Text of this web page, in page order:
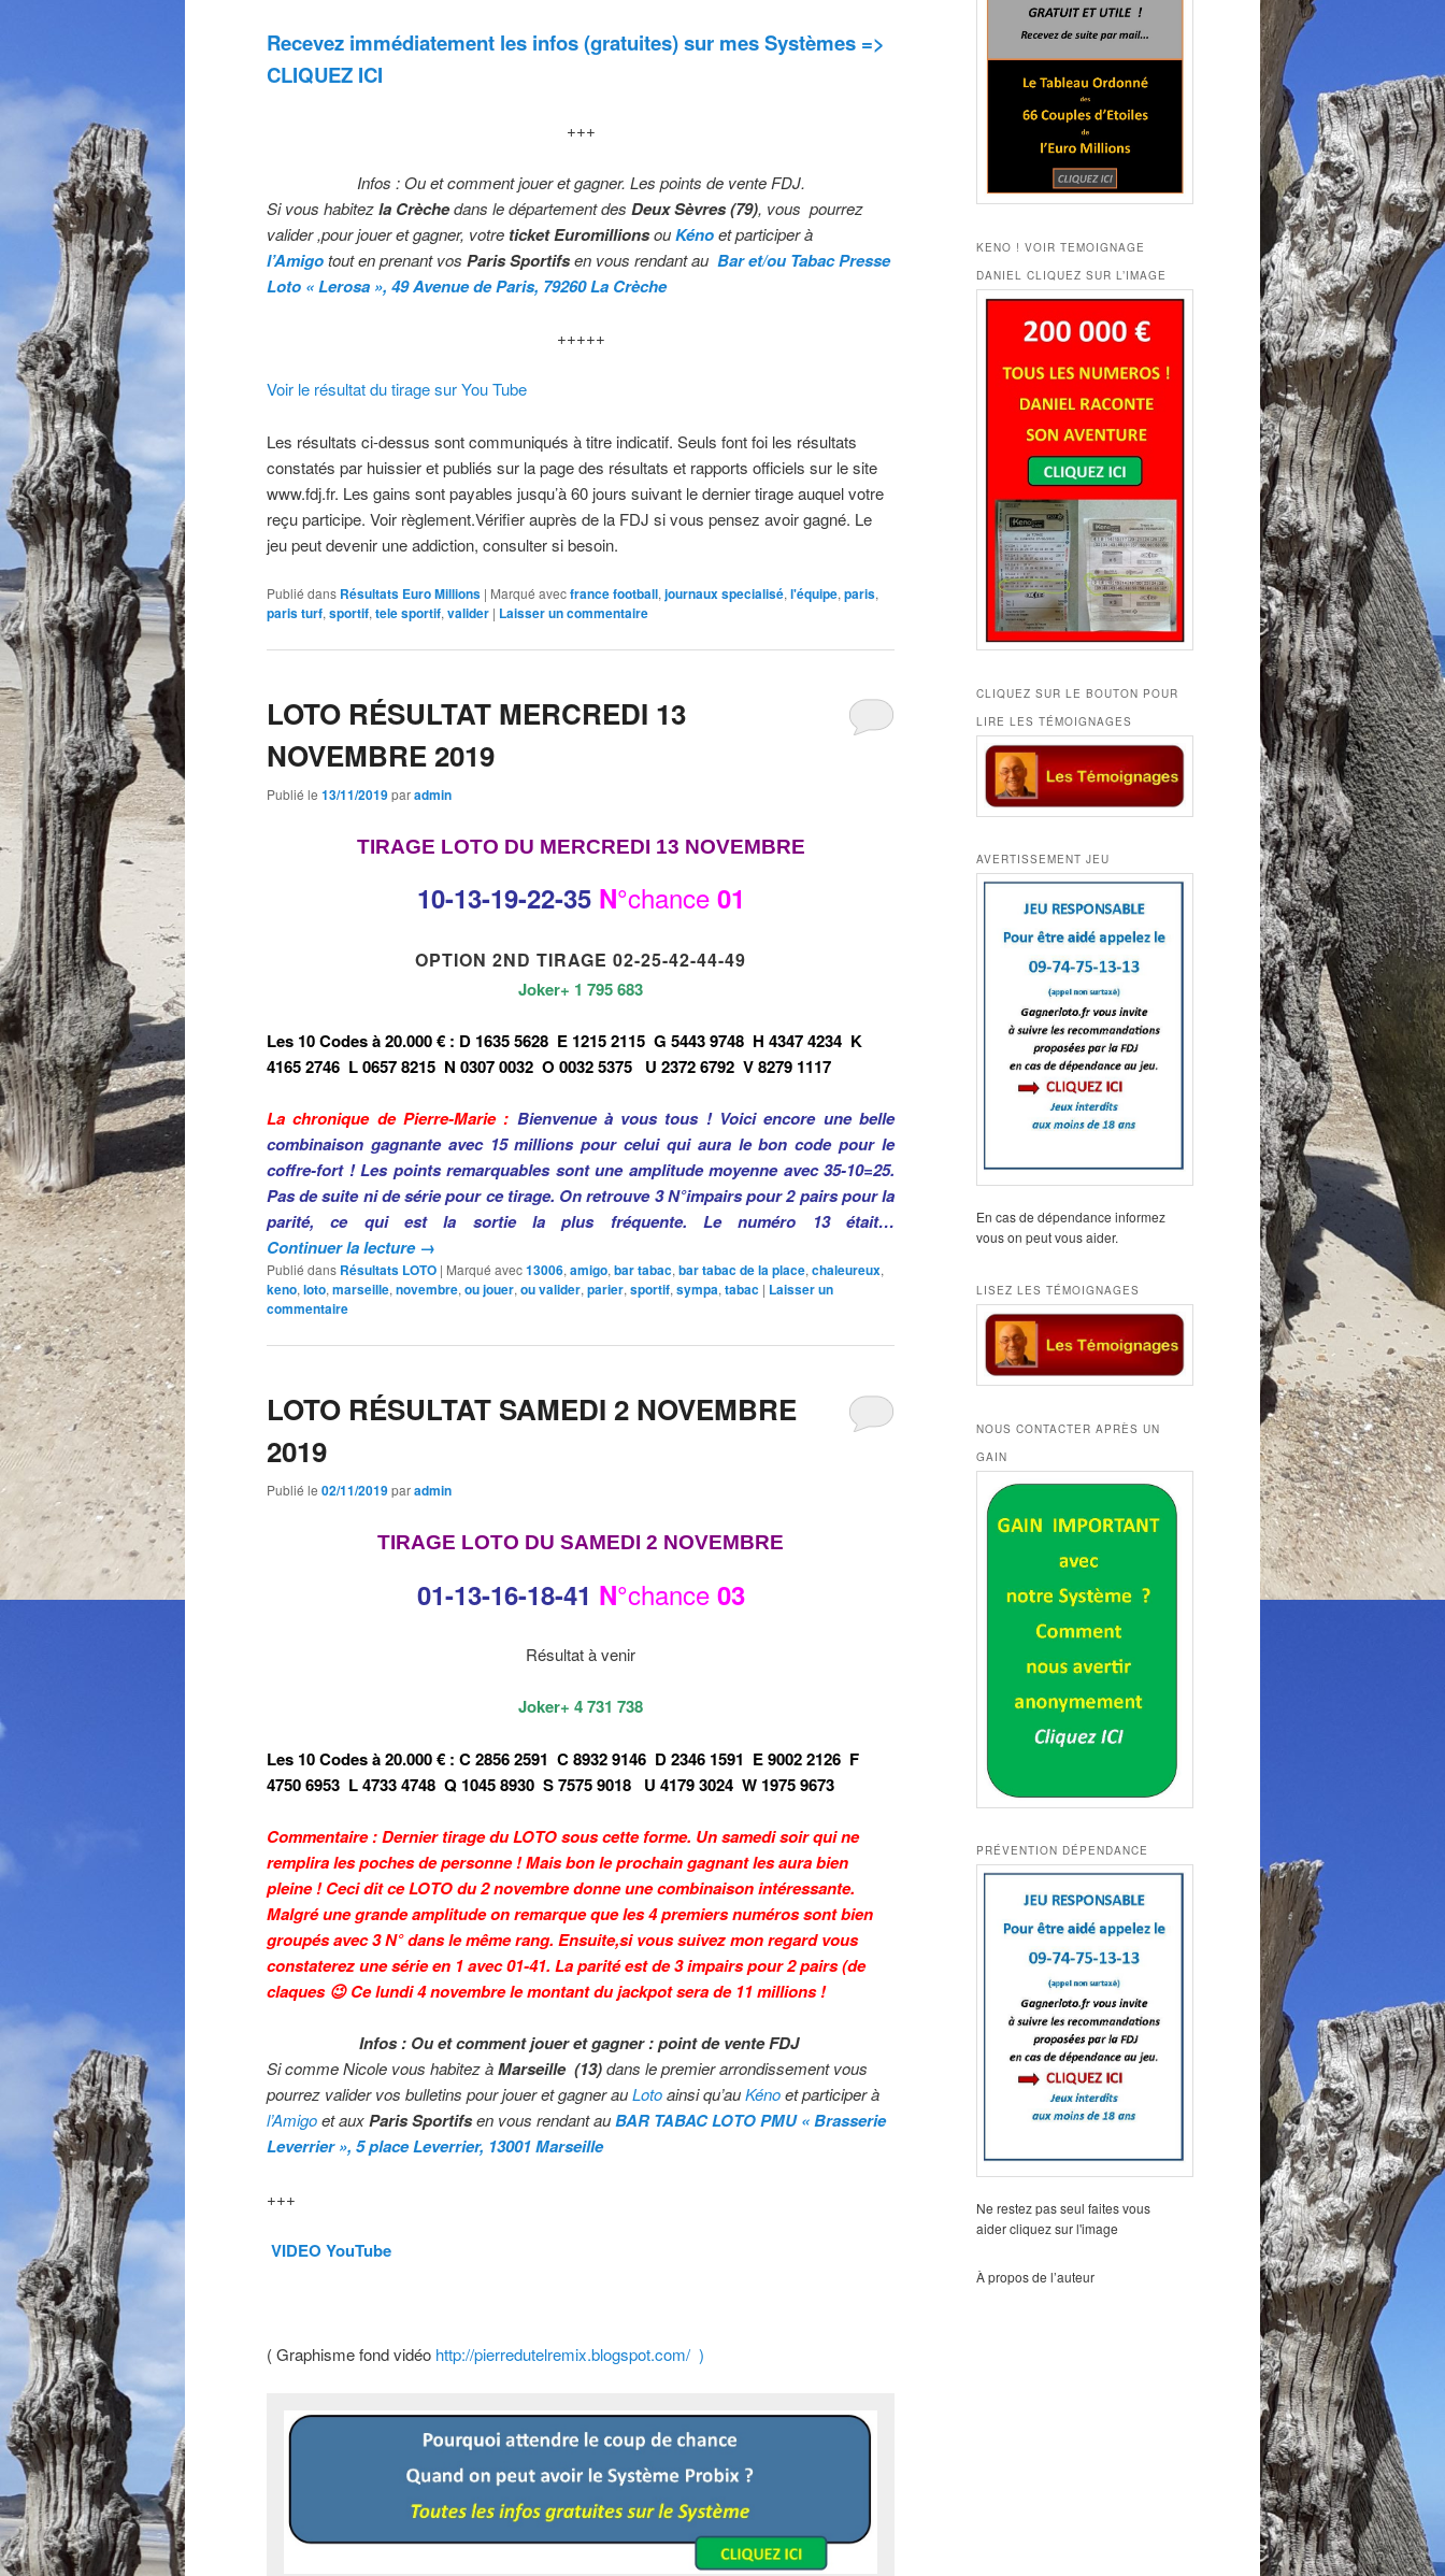
Recevez immédiatement les infos (gratuites) sur mes Systèmes =>
CLIQUEZ ICI
+++
Infos : Ou et comment jouer et gagner. Les points de vente FDJ.
Si vous habitezla Crèchedans le département des Deux Sèvres (79), vous pourrez
valider ,pour jouer et gagner, votre ticket EuromillionsouKénoet participer à
l’Amigotout en prenant vos Paris Sportifsen vous rendant au Bar et/ou Tabac Presse
Loto « Lerosa », 49 Avenue de Paris, 79260 La Crèche
+++++
Voir le résultat du tirage sur You Tube
Les résultats ci-dessus sont communiqués à titre indicatif. Seuls font foi les résultats
constatés par huissier et publiés sur la page des résultats et rapports officiels sur le site
www.fdj.fr. Les gains sont payables jusqu’à 60 jours suivant le dernier tirage auquel votre
reçu participe. Voir règlement.Vérifier auprès de la FDJ si vous pensez avoir gagné. Le
jeu peut devenir une addiction, consulter si besoin.
Publié dans Résultats Euro Millions | Marqué avecfrance football, journaux specialisé, l'équipe, paris,
paris turf, sportif, tele sportif, valider | Laisser un commentaire
LOTO RÉSULTAT MERCREDI 13
NOVEMBRE 2019
Publié le 13/11/2019paradmin
TIRAGE LOTO DU MERCREDI 13 NOVEMBRE
10-13-19-22-35 N°chance01
OPTION 2ND TIRAGE 02-25-42-44-49
Joker+ 1 795 683
Les 10 Codes à 20.000 € : D 1635 5628 E 1215 2115 G 5443 9748 H 4347 4234 K
4165 2746 L 0657 8215 N 0307 0032 O 0032 5375 U 2372 6792 V 8279 1117
La chronique de Pierre-Marie : Bienvenue à vous tous ! Voici encore une belle
combinaison gagnante avec 15 millions pour celui qui aura le bon code pour le
coffre-fort ! Les points remarquables sont une amplitude moyenne avec 35-10=25.
Pas de suite ni de série pour ce tirage. On retrouve 3 N°impairs pour 2 pairs pour la
parité, ce qui est la sortie la plus fréquente. Le numéro 13 était…
Continuer la lecture →
Publié dans Résultats LOTO | Marqué avec13006,amigo,bar tabac,bar tabac de la place,chaleureux,
keno,loto,marseille,novembre,ou jouer,ou valider,parier,sportif,sympa,tabac | Laisser un
commentaire
LOTO RÉSULTAT SAMEDI 2 NOVEMBRE
2019
Publié le 02/11/2019paradmin
TIRAGE LOTO DU SAMEDI 2 NOVEMBRE
01-13-16-18-41 N°chance03
Résultat à venir
Joker+ 4 731 738
Les 10 Codes à 20.000 € : C 2856 2591 C 8932 9146 D 2346 1591 E 9002 2126 F
4750 6953 L 4733 4748 Q 1045 8930 S 7575 9018 U 4179 3024 W 1975 9673
Commentaire : Dernier tirage du LOTO sous cette forme. Un samedi soir qui ne
remplira les poches de personne ! Mais bon le prochain gagnant les aura bien
pleine ! Ceci dit ce LOTO du 2 novembre donne une combinaison intéressante.
Malgré une grande amplitude on remarque que les 4 premiers numéros sont bien
groupés avec 3 N° dans le même rang. Ensuite,si vous suivez mon regard vous
constaterez une série en 1 avec 01-41. La parité est de 3 impairs pour 2 pairs (de
claques 😉 Ce lundi 4 novembre le montant du jackpot sera de 11 millions !
Infos : Ou et comment jouer et gagner : point de vente FDJ
Si comme Nicole vous habitez àMarseille(13)dans le premier arrondissement vous
pourrez valider vos bulletins pour jouer et gagner auLotoainsi qu’auKénoet participer à
l’Amigoet auxParis Sportifsen vous rendant auBAR TABAC LOTO PMU « Brasserie
Leverrier », 5 place Leverrier, 13001 Marseille
+++
VIDEO YouTube
( Graphisme fond vidéo http://pierredutelremix.blogspot.com/ )
KENO ! VOIR TEMOIGNAGE
DANIEL CLIQUEZ SUR L’IMAGE
CLIQUEZ SUR LE BOUTON POUR
LIRE LES TÉMOIGNAGES
AVERTISSEMENT JEU
En cas de dépendance informez
vous on peut vous aider.
LISEZ LES TÉMOIGNAGES
NOUS CONTACTER APRÈS UN
GAIN
PRÉVENTION DÉPENDANCE
Ne restez pas seul faites vous
aider cliquez sur l'image
À propos de l’auteur